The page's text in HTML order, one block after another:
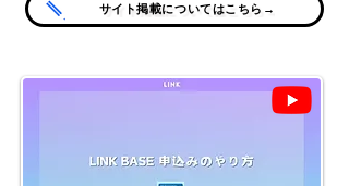
サイト掲載についてはこちら→